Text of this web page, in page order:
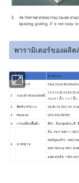
พารามิเตอร์ของผลิ
ไม่ รายการ
คำอธิบาย
1
แบริ่งบาร์
2 ระยะห่างของแท่งหมี
12.5 15 20 23.85 25
16 x 2 1 นิ้ว , 1 x 1 นิ้ว
3 พิตช์บาร์ขวาง
38,50,76,100,101.6 ม
4
Material
Q35,A36,SS304
5
การเคลือบพื้นผิว สีดำ , ร้อนชุบสังกะสี , สี
6 มาตรฐาน
จีน : Yb/T 4001.1-2007
สหรัฐอเมริกา : AND/
สหราชอาณาจักร :
ออสเตรเลีย : 1985